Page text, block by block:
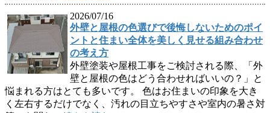
2026/07/16
外壁と屋根の色選びで後悔しないためのポイ
ントと住まい全体を美しく見せる組み合わせ
の考え方
外壁塗装や屋根工事をご検討される際、「外
壁と屋根の色はどう合わせればいいの？」と
悩まれる方はとても多いです。 色はお住まいの印象を大き
く左右するだけでなく、汚れの目立ちやすさや室内の暑さ対